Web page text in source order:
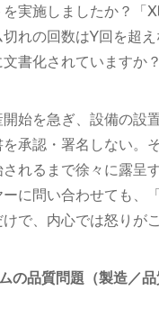
実施しましたか？「
れの回数はY回を超
書化されていますか？
始を急ぎ、設備の設
承認・署名しない。
れるまで徐々に露呈
に問い合わせても、
で、内心では怒りが
の品質問題（製造／